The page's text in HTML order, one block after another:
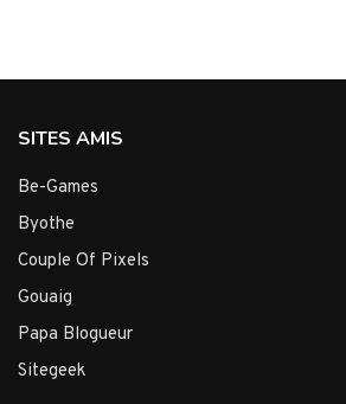
SITES AMIS
Be-Games
Byothe
Couple Of Pixels
Gouaig
Papa Blogueur
Sitegeek